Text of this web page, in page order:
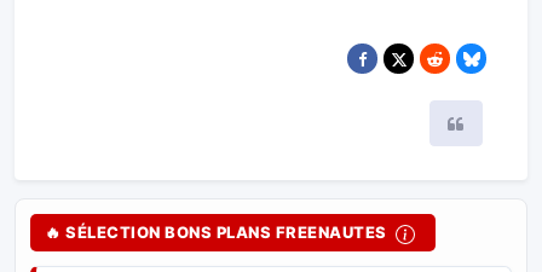
🔥 SÉLECTION BONS PLANS FREENAUTES